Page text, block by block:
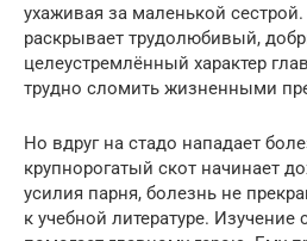
ухаживая за маленькой
раскрывает трудолюбивый,
целеустремлённый характер
трудно сломить жизненными
Но вдруг на стадо нападает
крупнорогатый скот начинает
усилия парня, болезнь не
к учебной литературе.